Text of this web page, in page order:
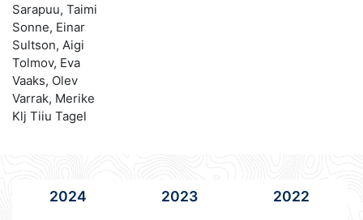
Sarapuu, Taimi
Sonne, Einar
Sultson, Aigi
Tolmov, Eva
Vaaks, Olev
Varrak, Merike
Klj Tiiu Tagel
2024 2023
2022